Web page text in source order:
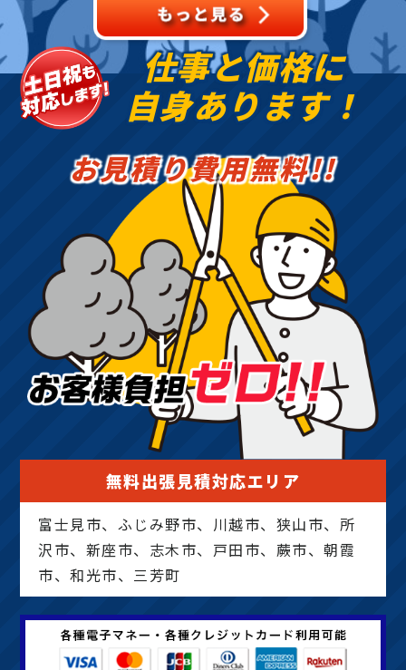
仕事と価格に
自身あります！
お見積り費用無料!!
無料出張見積対応エリア
富士見市、ふじみ野市、川越市、狭山市、所
沢市、新座市、志木市、戸田市、蕨市、朝霞
市、和光市、三芳町